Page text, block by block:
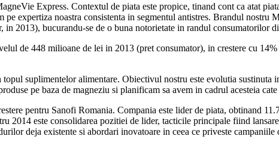
Express. Contextul de piata este propice, tinand cont ca atat
expertiza noastra consistenta in segmentul antistres. Brandul
in 2013), bucurandu-se de o buna notorietate in randul
de 448 milioane de lei in 2013 (pret consumator), in crestere cu
suplimentelor alimentare. Obiectivul nostru este evolutia
pe baza de magneziu si planificam sa avem in cadrul acesteia
pentru Sanofi Romania. Compania este lider de piata, obtinand
2014 este consolidarea pozitiei de lider, tacticile principale fiind
deja existente si abordari inovatoare in ceea ce priveste campaniile